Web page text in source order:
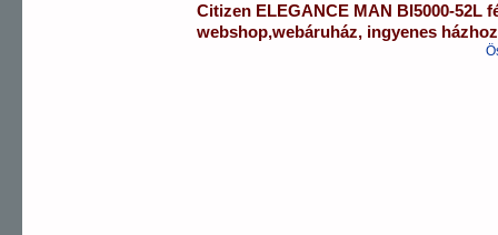
Citizen ELEGANCE MAN BI5000-52L
webshop,webáruház, ingyenes